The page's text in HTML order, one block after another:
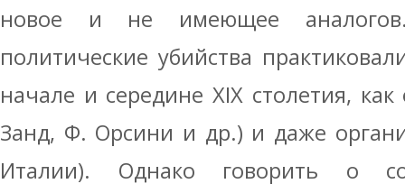
новое и не имеющее
политические убийства
начале и середине XIX столетия,
Занд, Ф. Орсини и др.) и даже
Италии). Однако говорить о